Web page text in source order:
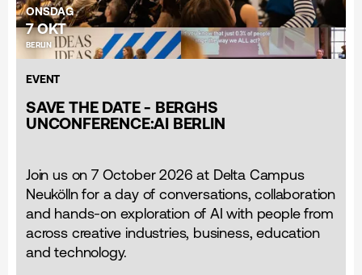
ONSDAG
7 OKT
BERLIN
EVENT
SAVE THE DATE - BERGHS
UNCONFERENCE:AI BERLIN
Join us on 7 October 2026 at Delta Campus
Neukölln for a day of conversations, collaboration
and hands-on exploration of AI with people from
across creative industries, business, education
and technology.